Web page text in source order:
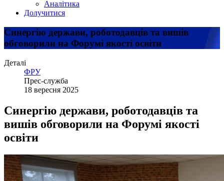
Аналітика
Долучитися
Синергію держави, роботодавців та вишів
обговорили на Форумі якості освіти
Деталі
ФРУ
Прес-служба
18 вересня 2025
Синергію держави, роботодавців та
вишів обговорили на Форумі якості
освіти